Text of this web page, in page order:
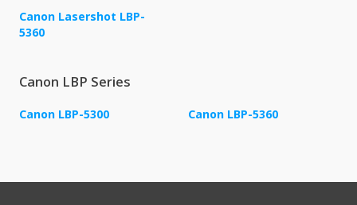
Canon Lasershot LBP-
5360
Canon LBP Series
Canon LBP-5300 Canon LBP-5360